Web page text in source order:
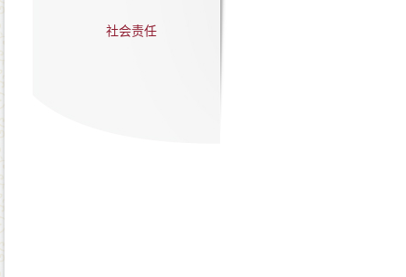
社会责任